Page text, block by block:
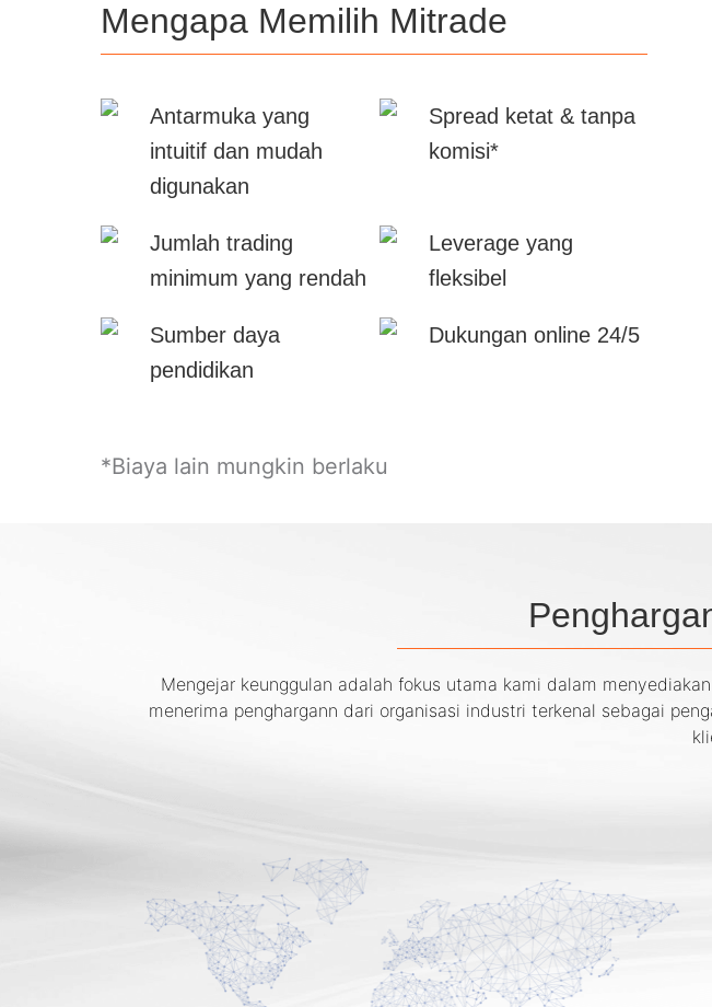
Mengapa Memilih Mitrade
Antarmuka yang
intuitif dan mudah
digunakan
Spread ketat & tanpa
komisi*
Jumlah trading
minimum yang rendah
Leverage yang
fleksibel
Sumber daya
pendidikan
Dukungan online 24/5
*Biaya lain mungkin berlaku
Mengejar keunggulan adalah fokus utama kami dalam
menerima penghargann dari organisasi industri terkenal sebagai